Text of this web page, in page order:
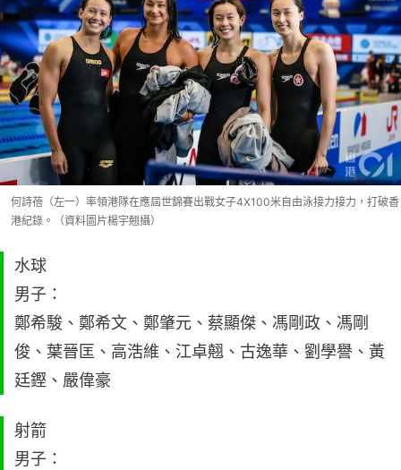
何詩蓓（左一）率領港隊在應屆世錦賽出戰女子4X100米自由泳接力接力，打破香
港紀錄。（資料圖片楊宇翹攝）
水球
男子：
鄭希駿、鄭希文、鄭肇元、蔡顯傑、馮剛政、馮剛
俊、葉晉匡、高浩維、江卓翹、古逸華、劉學譽、黃
廷鏗、嚴偉豪
射箭
男子：